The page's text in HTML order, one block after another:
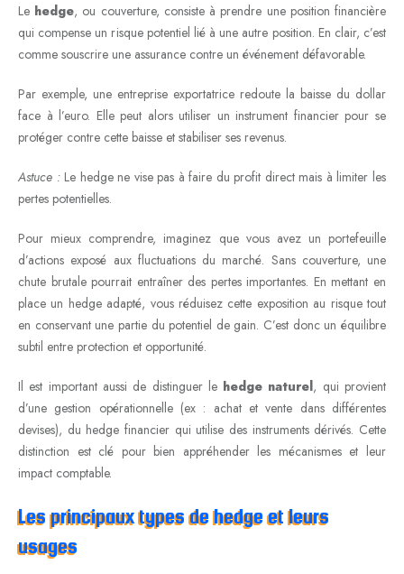
Le hedge, ou couverture, consiste à prendre une position financière
qui compense un risque potentiel lié à une autre position. En clair, c’est
comme souscrire une assurance contre un événement défavorable.
Par exemple, une entreprise exportatrice redoute la baisse du dollar
face à l’euro. Elle peut alors utiliser un instrument financier pour se
protéger contre cette baisse et stabiliser ses revenus.
Astuce :Le hedge ne vise pas à faire du profit direct mais à limiter les
pertes potentielles.
Pour mieux comprendre, imaginez que vous avez un portefeuille
d’actions exposé aux fluctuations du marché. Sans couverture, une
chute brutale pourrait entraîner des pertes importantes. En mettant en
place un hedge adapté, vous réduisez cette exposition au risque tout
en conservant une partie du potentiel de gain. C’est donc un équilibre
subtil entre protection et opportunité.
Il est important aussi de distinguer le hedge naturel, qui provient
d’une gestion opérationnelle (ex : achat et vente dans différentes
devises), du hedge financier qui utilise des instruments dérivés. Cette
distinction est clé pour bien appréhender les mécanismes et leur
impact comptable.
Les principaux types de hedge et leurs
usages